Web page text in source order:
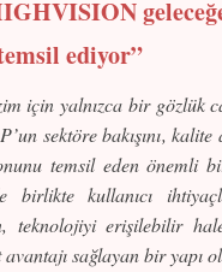
ediyor”
için yalnızca bir gözlük
sektöre bakışını, kalite
temsil eden önemli
birlikte kullanıcı
teknolojiyi erişilebilir
sağlayan bir yapı